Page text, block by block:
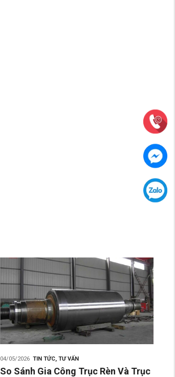
04/05/2026 TIN TỨC, TƯ VẤN
So Sánh Gia Công Trục Rèn Và Trục